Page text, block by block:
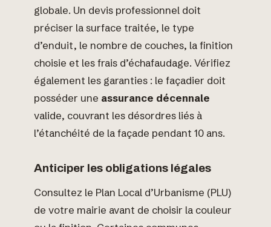
globale. Un devis professionnel doit
préciser la surface traitée, le type
d’enduit, le nombre de couches, la finition
choisie et les frais d’échafaudage. Vérifiez
également les garanties : le façadier doit
posséder une assurance décennale
valide, couvrant les désordres liés à
l’étanchéité de la façade pendant 10 ans.
Anticiper les obligations légales
Consultez le Plan Local d’Urbanisme (PLU)
de votre mairie avant de choisir la couleur